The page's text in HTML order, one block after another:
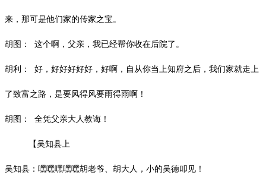
来，那可是他们家的传家之宝。
胡图： 这个啊，父亲，我已经帮你收在后院了。
胡利： 好，好好好好好，好啊，自从你当上知府之后，我们家就走上
了致富之路，是要风得风要雨得雨啊！
胡图： 全凭父亲大人教诲！
【吴知县上
吴知县：嘿嘿嘿嘿嘿胡老爷、胡大人，小的吴德叩见！